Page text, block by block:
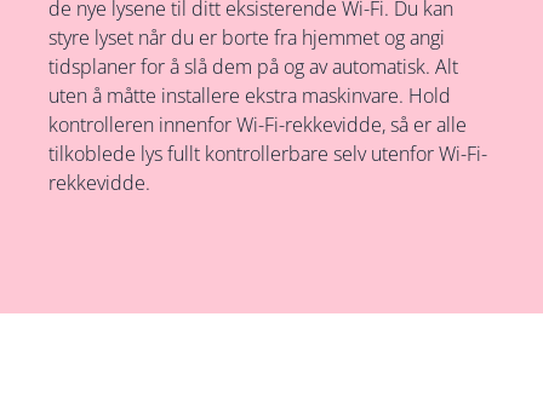
de nye lysene til ditt eksisterende Wi-Fi. Du kan
styre lyset når du er borte fra hjemmet og angi
tidsplaner for å slå dem på og av automatisk. Alt
uten å måtte installere ekstra maskinvare. Hold
kontrolleren innenfor Wi-Fi-rekkevidde, så er alle
tilkoblede lys fullt kontrollerbare selv utenfor Wi-Fi-
rekkevidde.